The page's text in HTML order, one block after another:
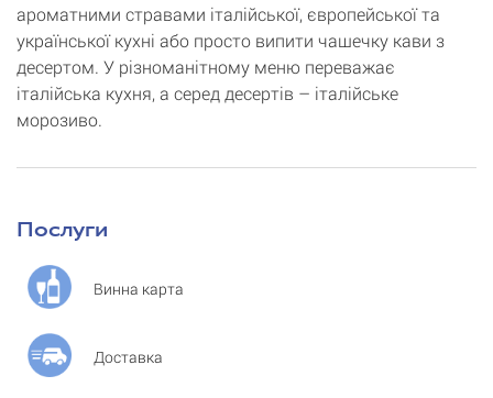
ароматними стравами італійської, європейської та
української кухні або просто випити чашечку кави з
десертом. У різноманітному меню переважає
італійська кухня, а серед десертів – італійське
морозиво.
Послуги
Винна карта
Доставка